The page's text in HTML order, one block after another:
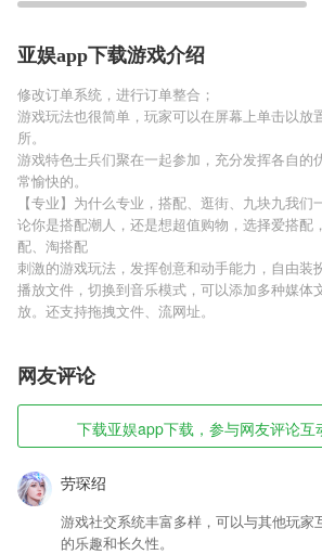
亚娱app下载游戏介绍
修改订单系统，进行订单整合；
游戏玩法也很简单，玩家可以在屏幕上单击以放
所。
游戏特色士兵们聚在一起参加，充分发挥各自的
常愉快的。
【专业】为什么专业，搭配、逛街、九块九我
论你是搭配潮人，还是想超值购物，选择爱搭配
配、淘搭配
刺激的游戏玩法，发挥创意和动手能力，自由装
播放文件，切换到音乐模式，可以添加多种媒体
放。还支持拖拽文件、流网址。
网友评论
下载亚娱app下载，参与网友评论互
劳琛绍
游戏社交系统丰富多样，可以与其他玩家
的乐趣和长久性。